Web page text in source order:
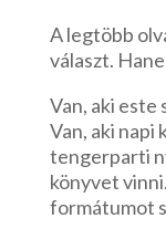
A legtöbb
választ.
Van, aki
Van, aki napi
tengerparti
könyvet
formátumot